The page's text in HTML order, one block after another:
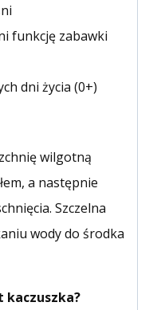
funkcję zabawki
dni życia (0+)
wilgotną
a następnie
Szczelna
wody do środka
kaczuszka?